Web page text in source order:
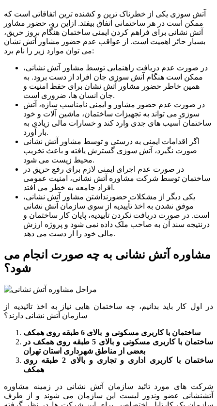
آتش سوزی یکی از خطرناک ترین و کشنده ترین اتفاقاتی است که
ممکن است در هر ساختمانی اتفاق بیفتد. ازاین رو، حضور مشاور
آتش نشانی برای فراهم کردن ایمنی ساختمان هنگام بروز حریق،
بسیار حائز اهمیت است. از عواقب عدم حضور مشاور آتش نشان
می توان موارد زیر را نام برد:
در صورت عدم دریافت راهنمایی توسط مشاور آتش نشانی،
ممکن است هنگام آتش سوزی جان افراد از دست برود. به
همین خاطر حضور مشاور آتش نشان برای حفظ امنیت و
جان انسان ها، ضروری است.
در صورت عدم حضور مشاور و ایمنی نامناسب سازه، آتش
سوزی می تواند به تجهیزات ساختمان، ماشین آلات و خود
ساختمان آسیب های جدی وارد کند و خسارات مالی زیادی به
بار آورد.
اگر اقدامات ایمنی به درستی و توسط مشاور آتش نشانی
صورت نگیرد، آتش سوزی گسترش یافته و باعث تخریب
محیط زیست می شود.
در صورت عدم اجرای ایمنی لازم برای رفع حریق در
ساختمان توسط شرکت مشاوره آتش نشانی، امنیت عمومی
افراد جامعه به خطر می افتد.
یکی دیگر از مشکلات حضورنداشتن مشاور آتش نشانی،
موفق نشدن به اخذ تأییدیه از سوی سازمان آتش نشانی
است. در صورت دریافت نکردن تأییدیه، پایان کار ساختمان و
درنتیجه سند آن به صاحب ملک داده نمی شود و پروژه ارزش
مالی خود را از دست می دهد.
مشاوره آتش نشانی به چه صورت انجام می
شود؟
در اول کار باید بدانیم، چه ساختمان هایی نیاز به اخذ تائیدیه از
سازمان آتش نشانی دارند؟
ساختمان با کاربری مسکونی و بالای 6 طبقه روی همکف
ساختمان با کاربری مسکونی و بالای 5 طبقه روی همکف در
بعضی از مناطق شهرداری استان تهران
ساختمان با کاربری اداری و تجاری و بالای 2 طبقه روی
همکف
شرکت های مورد تائید سازمان آتش نشانی در زمینه مشاوره
آتشنشانی عضو وندور لیست این سازمان می شوند و از طرف